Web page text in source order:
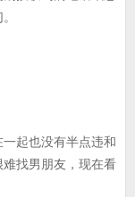
起也没有半点违和
找男朋友，现在看